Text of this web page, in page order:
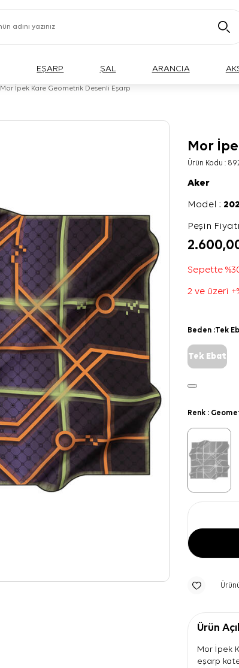
EŞARP ŞAL ARANCIA
Mor İpek Kare Geometrik Desenli Eşarp
Mor
Ürün Kodu :
Aker
Model :
Peşin
Sepette
2 ve üzeri
Beden :Tek
Tek Ebat
Renk :
Ürün
Mor İpek
eşarp